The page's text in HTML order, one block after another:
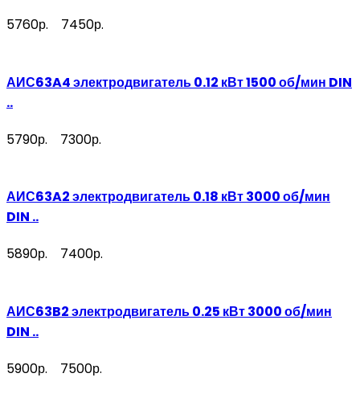
5760р. 7450р.
АИС63A4 электродвигатель 0.12 кВт 1500 об/мин DIN
..
5790р. 7300р.
АИС63A2 электродвигатель 0.18 кВт 3000 об/мин
DIN ..
5890р. 7400р.
АИС63B2 электродвигатель 0.25 кВт 3000 об/мин
DIN ..
5900р. 7500р.